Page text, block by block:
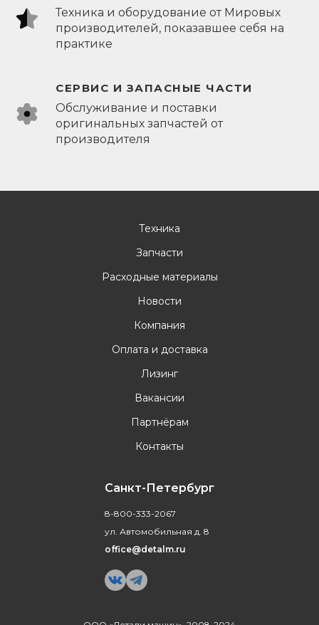
Техника и оборудование от Мировых
производителей, показавшее себя на
практике
СЕРВИС И ЗАПАСНЫЕ ЧАСТИ
Обслуживание и поставки
оригинальных запчастей от
производителя
Техника
Запчасти
Расходные материалы
Новости
Компания
Оплата и доставка
Лизинг
Вакансии
Партнёрам
Контакты
Санкт-Петербург
8-800-333-2067
ул. Автомобильная д. 8
office@detalm.ru